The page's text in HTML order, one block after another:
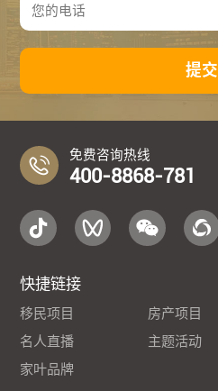
提交
免费咨询热线
400-8868-781
快捷链接
移民项目 房产项目
名人直播
主题活动
家叶品牌